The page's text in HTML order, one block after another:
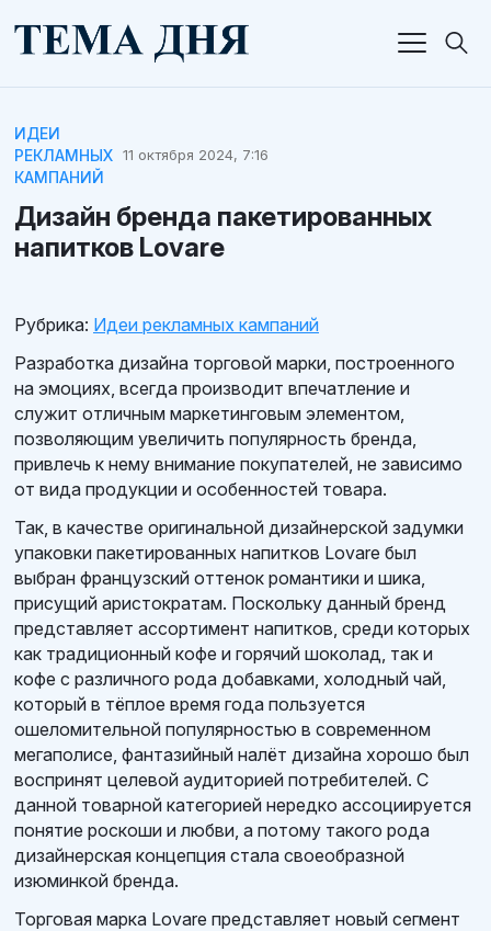
ИДЕИ
РЕКЛАМНЫХ
КАМПАНИЙ
11 октября 2024, 7:16
Дизайн бренда пакетированных
напитков Lovare
Рубрика: Идеи рекламных кампаний
Разработка дизайна торговой марки, построенного
на эмоциях, всегда производит впечатление и
служит отличным маркетинговым элементом,
позволяющим увеличить популярность бренда,
привлечь к нему внимание покупателей, не зависимо
от вида продукции и особенностей товара.
Так, в качестве оригинальной дизайнерской задумки
упаковки пакетированных напитков Lovare был
выбран французский оттенок романтики и шика,
присущий аристократам. Поскольку данный бренд
представляет ассортимент напитков, среди которых
как традиционный кофе и горячий шоколад, так и
кофе с различного рода добавками, холодный чай,
который в тёплое время года пользуется
ошеломительной популярностью в современном
мегаполисе, фантазийный налёт дизайна хорошо был
воспринят целевой аудиторией потребителей. С
данной товарной категорией нередко ассоциируется
понятие роскоши и любви, а потому такого рода
дизайнерская концепция стала своеобразной
изюминкой бренда.
Торговая марка Lovare представляет новый сегмент